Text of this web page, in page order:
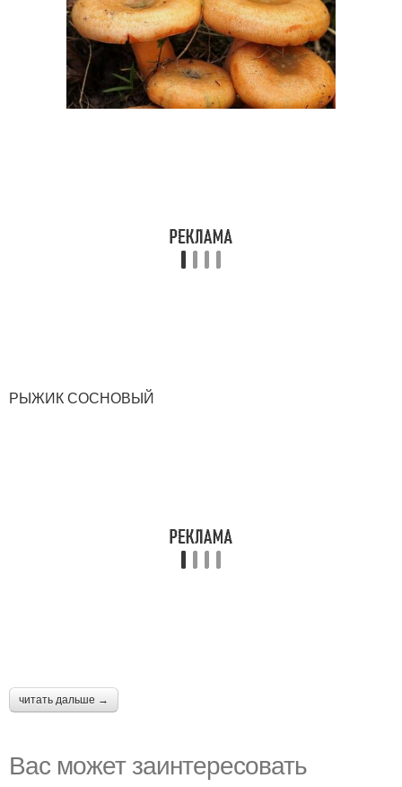
РЫЖИК СОСНОВЫЙ
читать дальше →
Вас может заинтересовать